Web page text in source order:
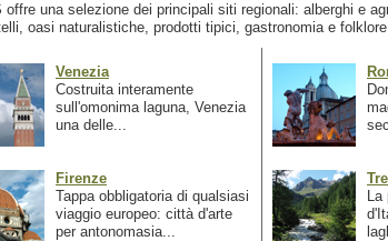
offre una selezione dei principali siti regionali: alberghi e
oasi naturalistiche, prodotti tipici, gastronomia e
Venezia
Costruita interamente
sull'omonima laguna, Venezia
una delle...
Firenze
Tappa obbligatoria di qualsiasi
viaggio europeo: città d'arte
per antonomasia...
La